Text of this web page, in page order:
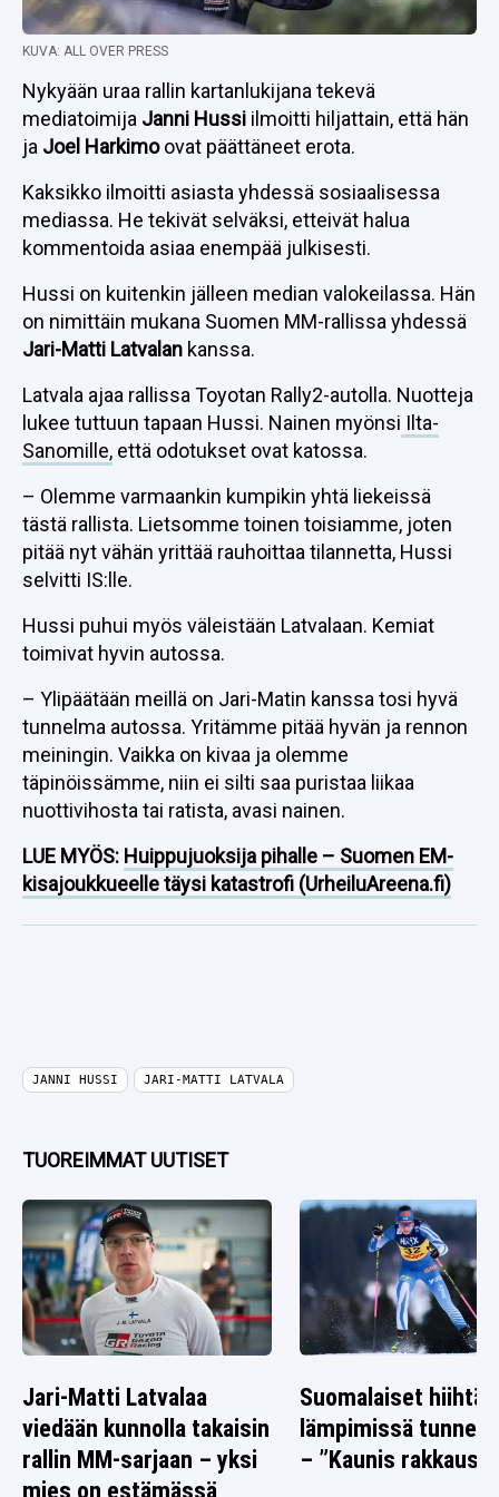
KUVA: ALL OVER PRESS
Nykyään uraa rallin kartanlukijana tekevä
mediatoimija Janni Hussi ilmoitti hiljattain, että hän
ja Joel Harkimoovat päättäneet erota.
Kaksikko ilmoitti asiasta yhdessä sosiaalisessa
mediassa. He tekivät selväksi, etteivät halua
kommentoida asiaa enempää julkisesti.
Hussi on kuitenkin jälleen median valokeilassa. Hän
on nimittäin mukana Suomen MM-rallissa yhdessä
Jari-Matti Latvalan kanssa.
Latvala ajaa rallissa Toyotan Rally2-autolla. Nuotteja
lukee tuttuun tapaan Hussi. Nainen myönsi Ilta-
Sanomille, että odotukset ovat katossa.
– Olemme varmaankin kumpikin yhtä liekeissä
tästä rallista. Lietsomme toinen toisiamme, joten
pitää nyt vähän yrittää rauhoittaa tilannetta, Hussi
selvitti IS:lle.
Hussi puhui myös väleistään Latvalaan. Kemiat
toimivat hyvin autossa.
– Ylipäätään meillä on Jari-Matin kanssa tosi hyvä
tunnelma autossa. Yritämme pitää hyvän ja rennon
meiningin. Vaikka on kivaa ja olemme
täpinöissämme, niin ei silti saa puristaa liikaa
nuottivihosta tai ratista, avasi nainen.
LUE MYÖS: Huippujuoksija pihalle – Suomen EM-
kisajoukkueelle täysi katastrofi (UrheiluAreena.fi)
JANNI HUSSI JARI-MATTI LATVALA
TUOREIMMAT UUTISET
Jari-Matti Latvalaa
viedään kunnolla takaisin
rallin MM-sarjaan – yksi
mies on estämässä
Suomalaiset
lämpimissä
– ”Kaunis